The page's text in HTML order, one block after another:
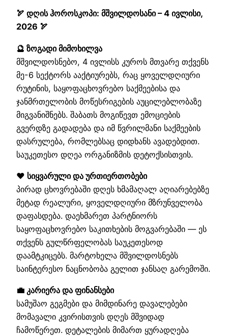
🏹 დღის ჰოროსკოპი: მშვილდოსანი – 4 ივლისი,
2026 🏹
🔮 ზოგადი მიმოხილვა
მშვილდოსნებო, 4 ივლისს კუროს მთვარე თქვენს
მე-6 სექტორს ააქტიურებს, რაც ყოველდღიური
რუტინის, საყოფაცხოვრებო საქმეებისა და
ჯანმრთელობის მოწესრიგების აუცილებლობაზე
მიგვანიშნებს. შაბათს მოგიწევთ ემოციების
გვერდზე გადადება და იმ წვრილმანი საქმეების
დასრულება, რომლებსაც დიდხანს ავადებდით.
საუკეთესო დღეა ორგანიზმის დეტოქსისთვის.
❤️ სიყვარული და ურთიერთობები
პირად ცხოვრებაში დღეს ხმამაღალ აღიარებებზე
მეტად რეალური, ყოველდღიური მზრუნველობა
დაფასდება. დაეხმარეთ პარტნიორს
საყოფაცხოვრებო საკითხების მოგვარებაში — ეს
თქვენს გულწრფელობას საუკეთესოდ
დაამტკიცებს. მარტოხელა მშვილდოსნებს
საინტერესო ნაცნობობა გელით ჯანსაღ გარემოში.
💼 კარიერა და ფინანსები
სამუშაო გეგმები და მიმდინარე დავალებები
მომავალი კვირისთვის დღეს მშვიდად
ჩამოწერეთ. დეტალების მიმართ ყურადღება